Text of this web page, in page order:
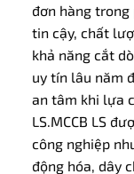
đơn hàng trong
tin cậy, chất
khả năng cắt
uy tín lâu năm
an tâm khi lựa
LS.MCCB LS
công nghiệp
động hóa, dây